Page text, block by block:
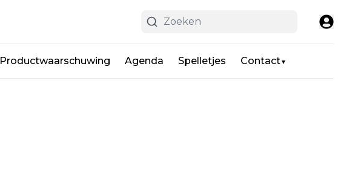
Productwaarschuwing Agenda Spelletjes Contact▼